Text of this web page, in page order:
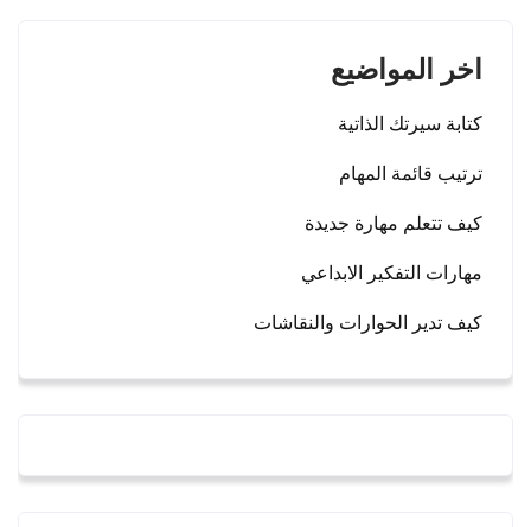
اخر المواضيع
كتابة سيرتك الذاتية
ترتيب قائمة المهام
كيف تتعلم مهارة جديدة
مهارات التفكير الابداعي
كيف تدير الحوارات والنقاشات